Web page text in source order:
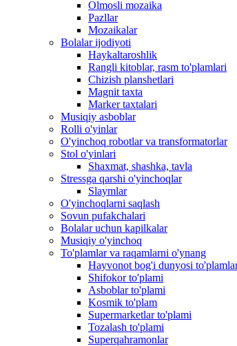
Olmosli mozaika
Pazllar
Mozaikalar
Bolalar ijodiyoti
Haykaltaroshlik
Rangli kitoblar, rasm to'plamlari
Chizish planshetlari
Magnit taxta
Marker taxtalari
Musiqiy asboblar
Rolli o'yinlar
O'yinchoq robotlar va transformatorlar
Stol o'yinlari
Shaxmat, shashka, tavla
Stressga qarshi o'yinchoqlar
Slaymlar
O'yinchoqlarni saqlash
Sovun pufakchalari
Bolalar uchun kapilkalar
Musiqiy o'yinchoq
To'plamlar va raqamlarni o'ynang
Hayvonot bog'i dunyosi
Shifokor to'plami
Asboblar to'plami
Kosmik to'plam
Supermarketlar to'plami
Tozalash to'plami
Superqahramonlar